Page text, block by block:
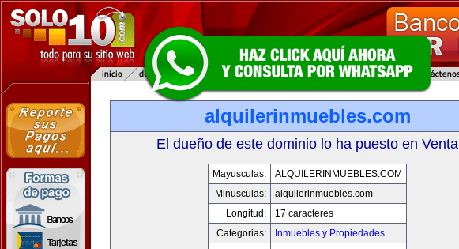
alquilerinmuebles.com
El dueño de este dominio lo ha puesto en Venta
Mayusculas:
ALQUILERINMUEBLES.COM
Minusculas:
alquilerinmuebles.com
Longitud:
17 caracteres
Categorias:
Inmuebles y Propiedades